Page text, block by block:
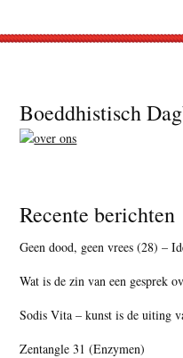
Footer
Boeddhistisch
Recente berichten
Geen dood, geen vrees (28) –
Wat is de zin van een gesprek
Sodis Vita – kunst is de uiting
Zentangle 31 (Enzymen)